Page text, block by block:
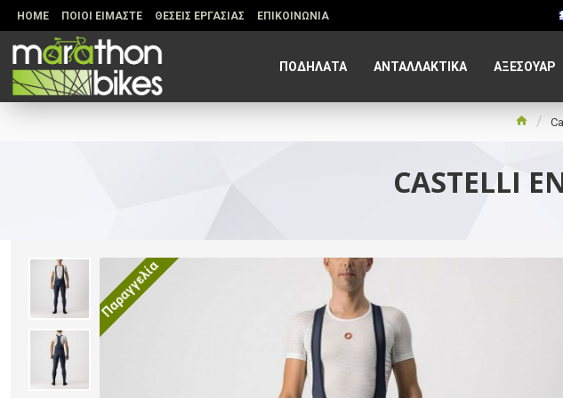
HOME ΠΟΙΟΙ ΕΙΜΑΣΤΕ ΘΕΣΕΙΣ ΕΡΓΑΣΙΑΣ ΕΠΙΚΟΙΝΩΝΙΑ
ΠΟΔΗΛΑΤΑ ΑΝΤΑΛΛΑΚΤΙΚΑ ΑΞΕΣΟΥΆΡ
CASTELLI
Παραγγελία